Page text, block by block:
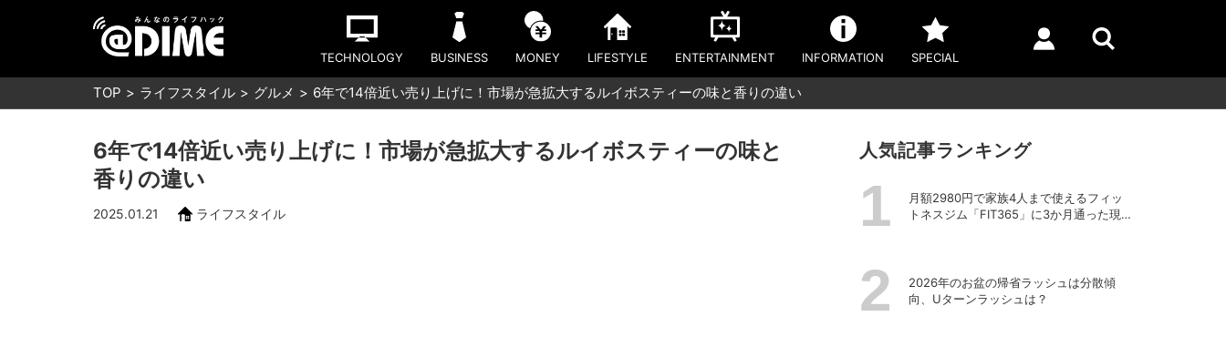
TECHNOLOGY BUSINESS MONEY LIFESTYLE ENTERTAINMENT INFORMATION SPECIAL
TOP ライフスタイル グルメ 6年で14倍近い売り上げに！市場が急拡大するルイボスティーの味と香りの違い
6年で14倍近い売り上げに！市場が急拡大するルイボスティーの味と
香りの違い
2025.01.21 ライフスタイル
人気記事ランキング
月額2980円で家族4人まで使えるフィッ
トネスジム「FIT365」に3か月通った現在
2026年のお盆の帰省ラッシュは分散傾
向、Uターンラッシュは？